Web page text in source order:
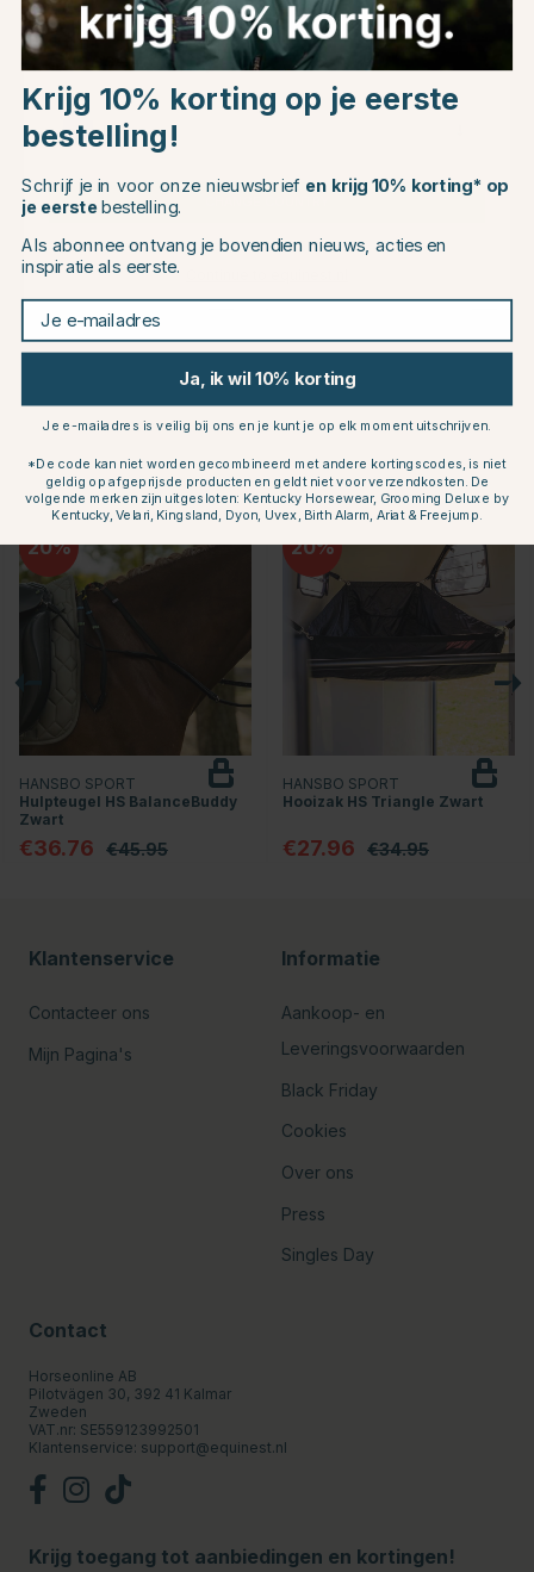
Dit vind je misschien ook leuk
20
TRIKEM
Lederreiniger Leather
Cleaner Spray 500ml
Beoordeling: (9) 4.7 uit 5 sterren
Lederbalsem Leather Balm &
Moisturizer 250ml
€13.99
Beoordeling: (2) 5.0 uit 5 sterren
Anderen kochten ook
20
HANSBO SPORT
Hulpteugel HS BalanceBuddy
Zwart
€36.76 €45.95
20
HANSBO SPORT
Hooizak HS Triangle Zwart
€27.96 €34.95
Klantenservice
Contacteer ons
Mijn Pagina's
Informatie
Aankoop- en
Leveringsvoorwaarden
Black Friday
Cookies
Over ons
Press
Singles Day
Contact
Horseonline AB
Pilotvägen 30, 392 41 Kalmar
Zweden
VAT.nr: SE559123992501
Klantenservice: support@equinest.nl
Krijg toegang tot aanbiedingen en kortingen!
Choose country
EU
Krijg 10% korting op je eerste
bestelling!
Schrijf je in voor onze nieuwsbrief en krijg 10% korting* op
je eerste bestelling.
Als abonnee ontvang je bovendien nieuws, acties en
inspiratie als eerste.
Je e-mailadres
Ja, ik wil 10% korting
Je e-mailadres is veilig bij ons en je kunt je op elk moment uitschrijven.
*De code kan niet worden gecombineerd met andere kortingscodes, is niet
geldig op afgeprijsde producten en geldt niet voor verzendkosten. De
volgende merken zijn uitgesloten: Kentucky Horsewear, Grooming Deluxe by
Kentucky, Velari, Kingsland, Dyon, Uvex, Birth Alarm, Ariat & Freejump.